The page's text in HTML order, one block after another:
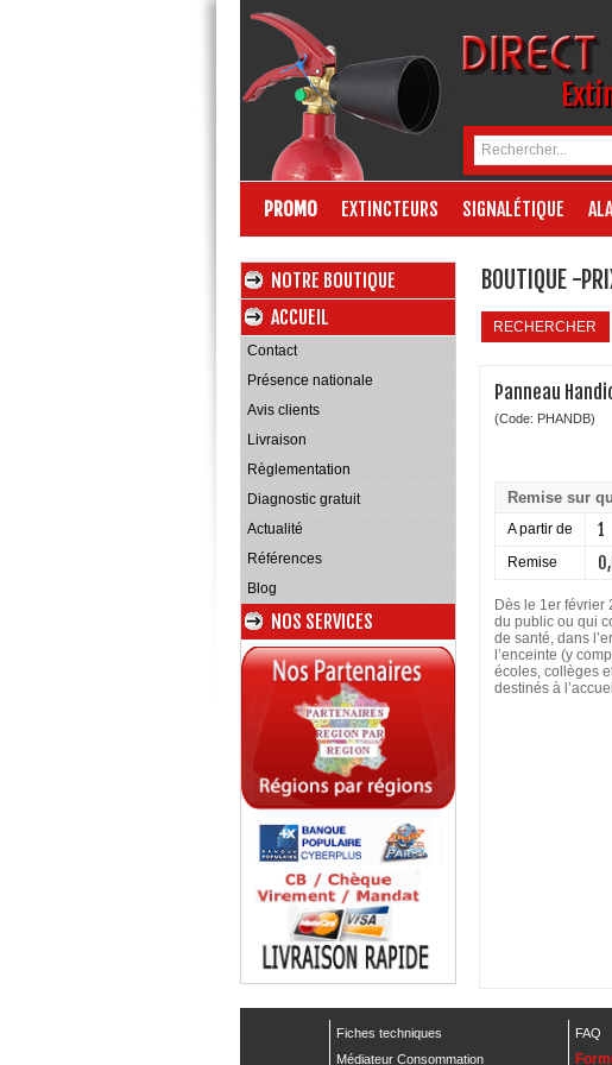
PROMO EXTINCTEURS SIGNALÉTIQUE
NOTRE BOUTIQUE
ACCUEIL
Contact
Présence nationale
Avis clients
Livraison
Règlementation
Diagnostic gratuit
Actualité
Références
Blog
NOS SERVICES
BOUTIQUE -
RECHERCHER
Panneau
(Code: PHANDB)
Remise sur
A partir de 1
Remise
Dès le 1er février
du public ou qui
de santé, dans
l’enceinte (y
écoles, collèges
destinés à
Fiches techniques FAQ
Médiateur Consommation